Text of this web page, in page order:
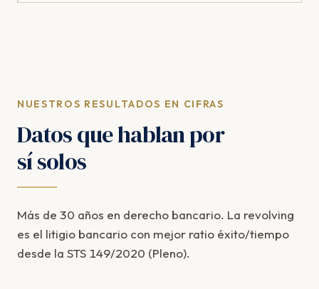
NUESTROS RESULTADOS EN CIFRAS
Datos que hablan por
sí solos
Más de 30 años en derecho bancario. La revolving
es el litigio bancario con mejor ratio éxito/tiempo
desde la STS 149/2020 (Pleno).